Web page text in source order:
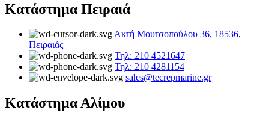
Κατάστημα Πειραιά
Ακτή Μουτσοπούλου 36, 18536,
Πειραιάς
Τηλ: 210 4521647
Τηλ: 210 4281154
sales@tecrepmarine.gr
Κατάστημα Αλίμου